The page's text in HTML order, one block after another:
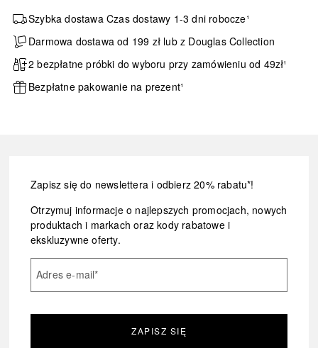
Szybka dostawa Czas dostawy 1-3 dni robocze¹
Darmowa dostawa od 199 zł lub z Douglas Collection
2 bezpłatne próbki do wyboru przy zamówieniu od 49zł¹
Bezpłatne pakowanie na prezent¹
Zapisz się do newslettera i odbierz 20% rabatu*!
Otrzymuj informacje o najlepszych promocjach, nowych
produktach i markach oraz kody rabatowe i
ekskluzywne oferty.
Adres e-mail*
ZAPISZ SIĘ